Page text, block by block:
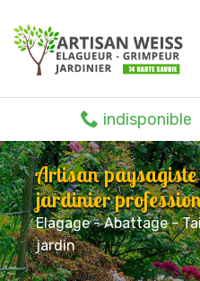
indisponible
Artisan
jardinier
Elagage - Abattage -
jardin